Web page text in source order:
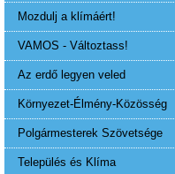
Mozdulj a klímáért!
VAMOS - Változtass!
Az erdő legyen veled
Környezet-Élmény-Közösség
Polgármesterek Szövetsége
Település és Klíma